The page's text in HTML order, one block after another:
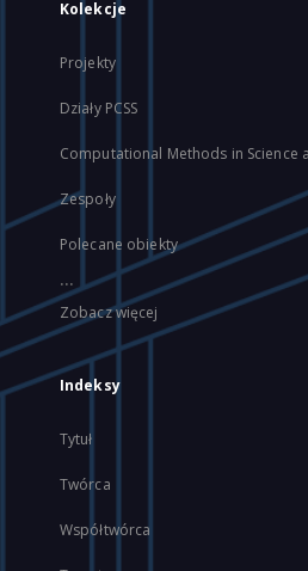
Kolekcje
Projekty
Działy PCSS
Computational Methods in Science
Zespoły
Polecane obiekty
...
Zobacz więcej
Indeksy
Tytuł
Twórca
Współtwórca